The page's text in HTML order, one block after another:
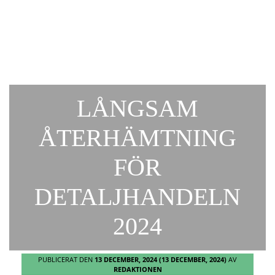
LÅNGSAM
ÅTERHÄMTNING
FÖR
DETALJHANDELN
2024
PUBLICERAT DEN 13 DECEMBER, 2024 (13 DECEMBER, 2024) AV
REDAKTIONEN